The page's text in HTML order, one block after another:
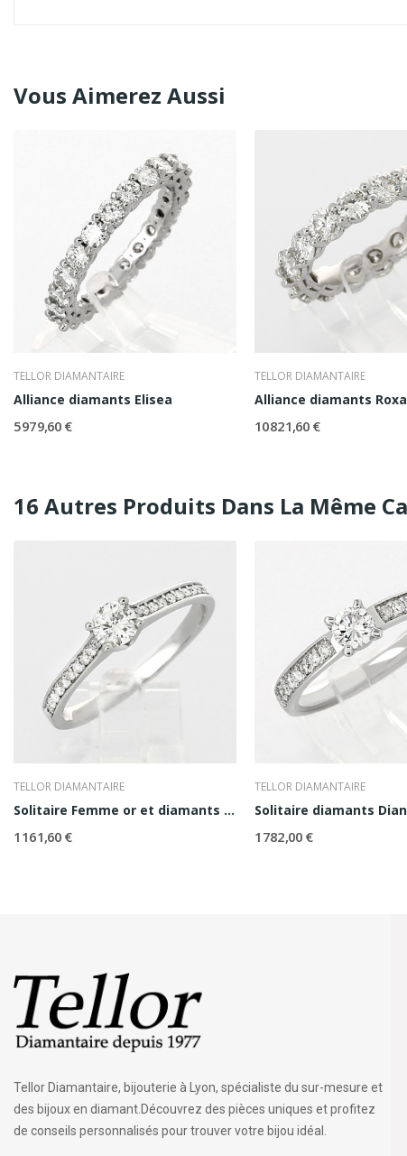
Vous Aimerez Aussi
TELLOR DIAMANTAIRE
Alliance diamants Elisea
5 979,60 €
TELLOR DIAMANTAIRE
Alliance diamants
10 821,60 €
16 Autres Produits Dans La Même
TELLOR DIAMANTAIRE
Solitaire Femme or et diamants Alexia 0,15 ct
1 161,60 €
TELLOR DIAMANTAIRE
Solitaire diamants
1 782,00 €
Tellor Diamantaire, bijouterie à Lyon, spécialiste du sur-mesure et
des bijoux en diamant.Découvrez des pièces uniques et profitez
de conseils personnalisés pour trouver votre bijou idéal.